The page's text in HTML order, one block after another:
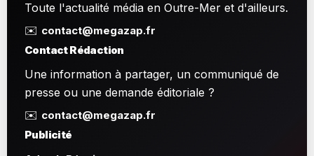
Toute l'actualité média en Outre-Mer et d'ailleurs.
✉️ contact@megazap.fr
Contact Rédaction
Une information à partager, un communiqué de
presse ou une demande éditoriale ?
✉️ contact@megazap.fr
Publicité